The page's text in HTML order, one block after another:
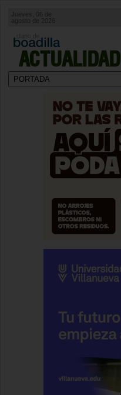
ACTUALIDAD
agosto de 2026